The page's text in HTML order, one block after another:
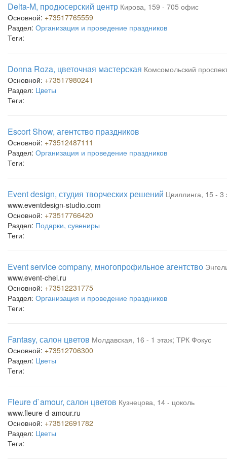
Delta-M, продюсерский центр Кирова, 159 - 705 офис
Основной: +73517765559
Раздел: Организация и проведение праздников
Теги:
Donna Roza, цветочная мастерская Комсомольский
Основной: +73517980241
Раздел: Цветы
Теги:
Escort Show, агентство праздников
Основной: +73512487111
Раздел: Организация и проведение праздников
Теги:
Event design, студия творческих решений Цвиллинга, 15 - 3
www.eventdesign-studio.com
Основной: +73517766420
Раздел: Подарки, сувениры
Теги:
Event service company, многопрофильное агентство
www.event-chel.ru
Основной: +73512231775
Раздел: Организация и проведение праздников
Теги:
Fantasy, салон цветов Молдавская, 16 - 1 этаж; ТРК Фокус
Основной: +73512706300
Раздел: Цветы
Теги:
Fleure d`amour, салон цветов Кузнецова, 14 - цоколь
www.fleure-d-amour.ru
Основной: +73512691782
Раздел: Цветы
Теги: